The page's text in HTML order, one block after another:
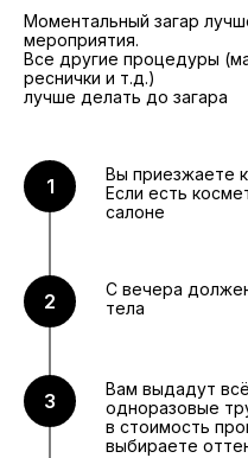
Моментальный загар
мероприятия.
Все другие процедуры
реснички и т.д.)
лучше делать до загара
Вы приезжаете
Если есть
салоне
С вечера
тела
Вам выдадут
одноразовые
в стоимость
выбираете